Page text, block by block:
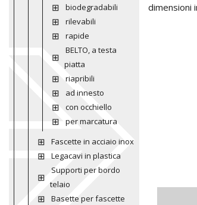
biodegradabili
rilevabili
rapide
BELTO, a testa
piatta
riapribili
ad innesto
con occhiello
per marcatura
Fascette in acciaio inox
Legacavi in plastica
Supporti per bordo
telaio
Basette per fascette
dimensioni